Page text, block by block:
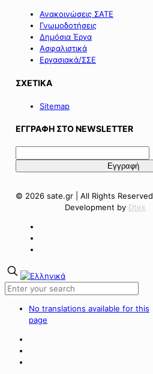
Ανακοινώσεις ΣΑΤΕ
Γνωμοδοτήσεις
Δημόσια Έργα
Ασφαλιστικά
Εργασιακά/ΣΣΕ
ΣΧΕΤΙΚΑ
Sitemap
ΕΓΓΡΑΦΗ ΣΤΟ NEWSLETTER
© 2026 sate.gr | All Rights Reserved
Development by Dtek
No translations available for this
page